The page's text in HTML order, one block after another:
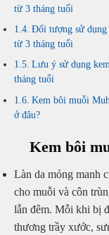
từ 3 tháng tuổi
Đối tượng sử dụng
từ 3 tháng tuổi
Lưu ý sử dụng
tháng tuổi
Kem bôi muỗi
ở đâu?
Kem bôi
Làn da mỏng manh
cho muỗi và côn
lẫn đêm. Mỗi khi bị
thương trầy xước,